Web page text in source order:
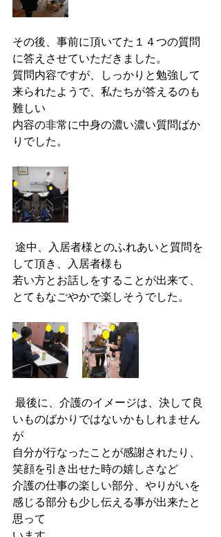
その後、事前に頂いてた１４つの質問
に答えさせていただきました。
質問内容ですが、しっかりと勉強して
来られたようで、私たちが答えるのも
難しい
内容の非常に中身の濃い濃い質問ばか
りでした。
して頂き、入居者様も
若い方とお話しをすることが出来て、
とてもなごやかで楽しそうでした。
いものばかりではないかもしれません
が
自分が行なったことが感謝されたり、
笑顔を引き出せた時の嬉しさなど
介護の仕事の楽しい部分、やりがいを
感じる部分も少し伝える事が出来たと
思って